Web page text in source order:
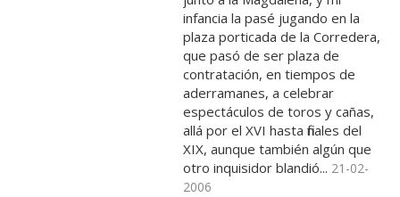
infancia la pasé jugando en la
plaza porticada de la Corredera,
que pasó de ser plaza de
contratación, en tiempos de
aderramanes, a celebrar
espectáculos de toros y cañas,
allá por el XVI hasta finales del
XIX, aunque también algún que
otro inquisidor blandió... 21-02-
2006